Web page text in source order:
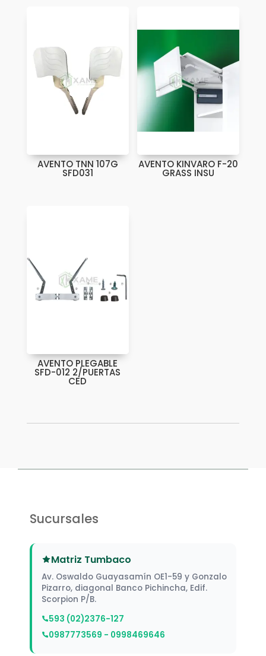
AVENTO TNN 107G
SFD031
AVENTO KINVARO F-20
GRASS INSU
AVENTO PLEGABLE
SFD-012 2/PUERTAS
CED
Sucursales
Matriz Tumbaco
Av. Oswaldo Guayasamín OE1-59 y Gonzalo
Pizarro, diagonal Banco Pichincha, Edif.
Scorpion P/B.
593 (02)2376-127
0987773569 - 0998469646